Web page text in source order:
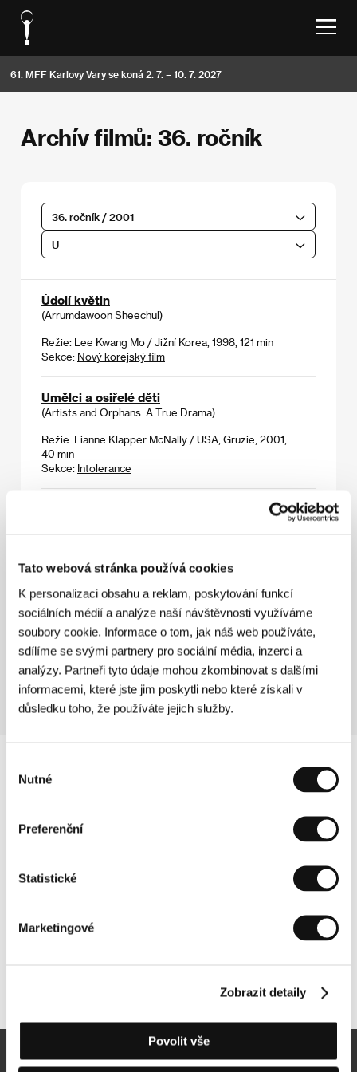
Tato webová stránka používá cookies
K personalizaci obsahu a reklam, poskytování funkcí
sociálních médií a analýze naší návštěvnosti využíváme
soubory cookie. Informace o tom, jak náš web používáte,
sdílíme se svými partnery pro sociální média, inzerci a
analýzy. Partneři tyto údaje mohou zkombinovat s dalšími
informacemi, které jste jim poskytli nebo které získali v
důsledku toho, že používáte jejich služby.
souhlasu
Nutné
Preferenční
Statistické
Marketingové
Zobrazit detaily
Povolit vše
61. MFF Karlovy Vary se koná 2. 7. – 10. 7. 2027
Archív filmů: 36. ročník
36. ročník / 2001
U
Údolí květin
(Arrumdawoon Sheechul)
Režie: Lee Kwang Mo / Jižní Korea, 1998, 121 min
Sekce: Nový korejský film
Umělci a osiřelé děti
(Artists and Orphans: A True Drama)
Režie: Lianne Klapper McNally / USA, Gruzie, 2001,
40 min
Sekce: Intolerance
Sekce:Na východ od Západu
Úzce spojeni
(Der braune Faden)
Režie: Volker Elas / Německo, 2000, 13 min
Fórum nezávislých